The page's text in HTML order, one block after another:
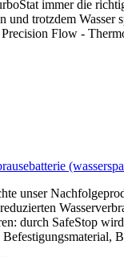
immer die
und trotzdem
Flow -
unser
durch SafeStop